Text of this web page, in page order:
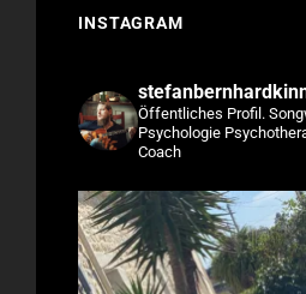
INSTAGRAM
Öffentliches Profil.
Psychologie
Coach